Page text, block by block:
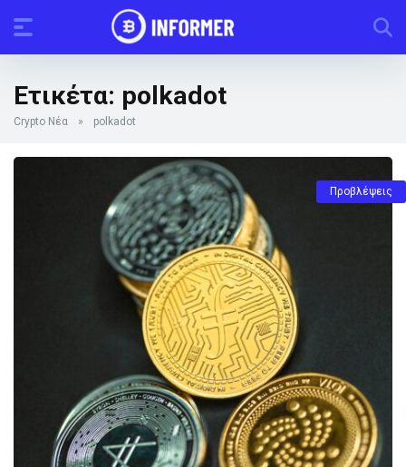
Ετικέτα: polkadot
Crypto Νέα » polkadot
Προβλέψεις